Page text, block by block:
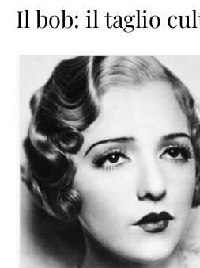
Il bob: il taglio